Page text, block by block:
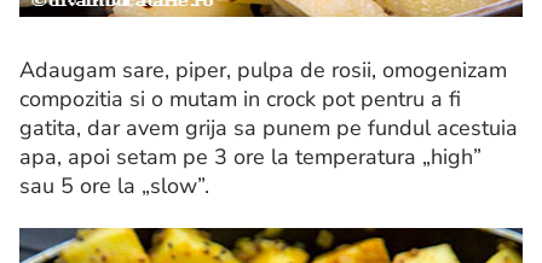
Adaugam sare, piper, pulpa de rosii, omogenizam
compozitia si o mutam in crock pot pentru a fi
gatita, dar avem grija sa punem pe fundul acestuia
apa, apoi setam pe 3 ore la temperatura „high”
sau 5 ore la „slow”.